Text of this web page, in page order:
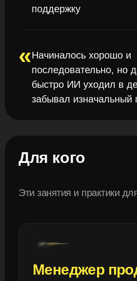
поддержку
«Начиналось хорошо и
последовательно, но
быстро ИИ уходил в
забывал изначальный
Для кого
Эти занятия и практики
Менеджер